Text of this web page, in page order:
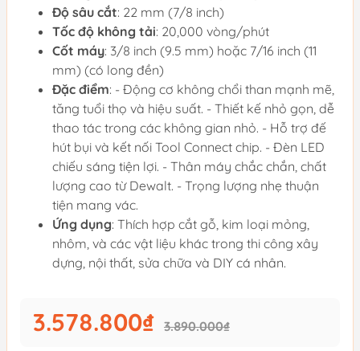
Độ sâu cắt: 22 mm (7/8 inch)
Tốc độ không tải: 20,000 vòng/phút
Cốt máy: 3/8 inch (9.5 mm) hoặc 7/16 inch (11
mm) (có long đền)
Đặc điểm: - Động cơ không chổi than mạnh mẽ,
tăng tuổi thọ và hiệu suất. - Thiết kế nhỏ gọn, dễ
thao tác trong các không gian nhỏ. - Hỗ trợ đế
hút bụi và kết nối Tool Connect chip. - Đèn LED
chiếu sáng tiện lợi. - Thân máy chắc chắn, chất
lượng cao từ Dewalt. - Trọng lượng nhẹ thuận
tiện mang vác.
Ứng dụng: Thích hợp cắt gỗ, kim loại mỏng,
nhôm, và các vật liệu khác trong thi công xây
dựng, nội thất, sửa chữa và DIY cá nhân.
3.578.800₫ 3.890.000₫